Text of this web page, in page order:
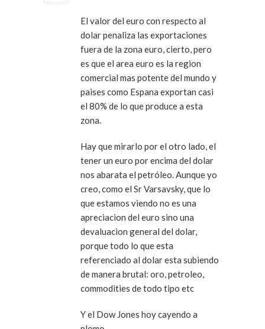
El valor del euro con respecto al
dolar penaliza las exportaciones
fuera de la zona euro, cierto, pero
es que el area euro es la region
comercial mas potente del mundo y
paises como Espana exportan casi
el 80% de lo que produce a esta
zona.
Hay que mirarlo por el otro lado, el
tener un euro por encima del dolar
nos abarata el petróleo. Aunque yo
creo, como el Sr Varsavsky, que lo
que estamos viendo no es una
apreciacion del euro sino una
devaluacion general del dolar,
porque todo lo que esta
referenciado al dolar esta subiendo
de manera brutal: oro, petroleo,
commodities de todo tipo etc
Y el Dow Jones hoy cayendo a